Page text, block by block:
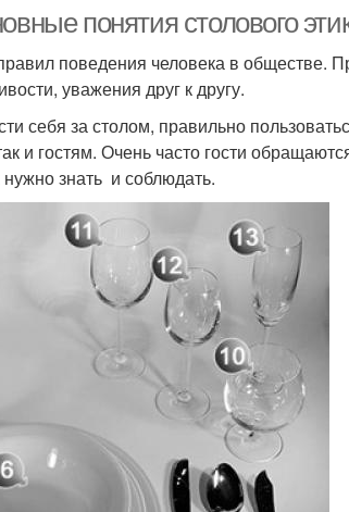
понятия столового
поведения человека в обществе.
уважения друг к другу.
себя за столом, правильно
и гостям. Очень часто гости
знать и соблюдать.